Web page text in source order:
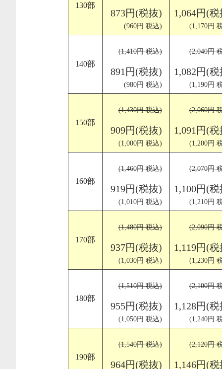
130部
873円(税抜)
(960円 税込)
1,064円(
(1,170円
140部
(1,410円 税込)
891円(税抜)
(980円 税込)
(2,040円
1,082円(
(1,190円
150部
(1,430円 税込)
909円(税抜)
(1,000円 税込)
(2,060円
1,091円(
(1,200円
160部
(1,460円 税込)
919円(税抜)
(1,010円 税込)
(2,070円
1,100円(
(1,210円
170部
(1,480円 税込)
937円(税抜)
(1,030円 税込)
(2,090円
1,119円(
(1,230円
180部
(1,510円 税込)
955円(税抜)
(1,050円 税込)
(2,100円
1,128円(
(1,240円
190部
(1,540円 税込)
964円(税抜)
(2,120円
1,146円(